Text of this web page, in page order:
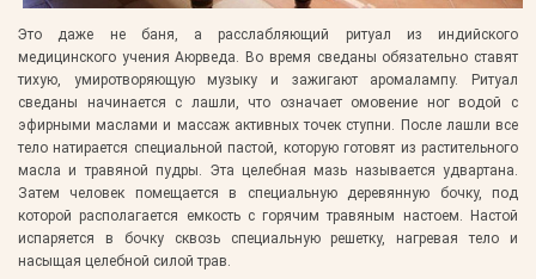
Это даже не баня, а расслабляющий ритуал из индийского
медицинского учения Аюрведа. Во время сведаны обязательно ставят
тихую, умиротворяющую музыку и зажигают аромалампу. Ритуал
сведаны начинается с лашли, что означает омовение ног водой с
эфирными маслами и массаж активных точек ступни. После лашли все
тело натирается специальной пастой, которую готовят из растительного
масла и травяной пудры. Эта целебная мазь называется удвартана.
Затем человек помещается в специальную деревянную бочку, под
которой располагается емкость с горячим травяным настоем. Настой
испаряется в бочку сквозь специальную решетку, нагревая тело и
насыщая целебной силой трав.